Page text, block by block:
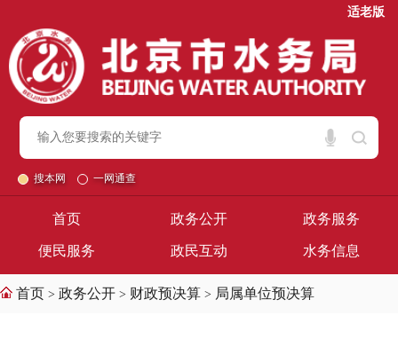
适老版
搜本网 一网通查
首页 政务公开 政务服务
便民服务 政民互动 水务信息
首页 > 政务公开 > 财政预决算 > 局属单位预决算